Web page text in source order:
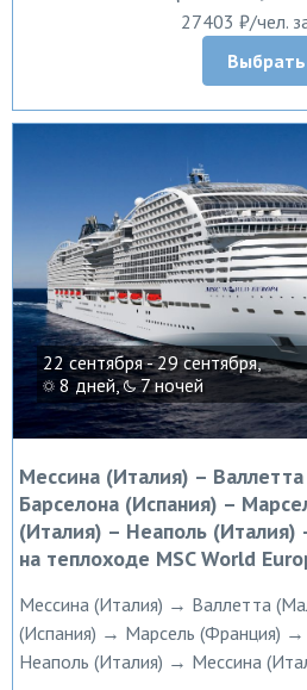
27403 ₽/чел.
Выбрать
22 сентября - 29 сентября,
8 дней, 7 ночей
Мессина (Италия) –
Барселона (Испания) –
(Италия) – Неаполь (Италия)
на теплоходе MSC World
Мессина (Италия) → Валлетта
(Испания) → Марсель (Франция) →
Неаполь (Италия) → Мессина